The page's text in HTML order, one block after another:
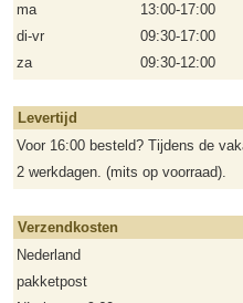
ma
13:00-17:00
di-vr
09:30-17:00
za
09:30-12:00
Levertijd
Voor 16:00 besteld? Tijdens de
2 werkdagen. (mits op voorraad).
Verzendkosten
Nederland
pakketpost